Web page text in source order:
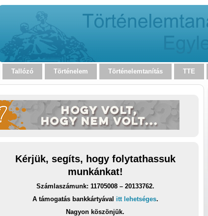
Tallózó Történelem Történelemtanítás TTE
Kérjük, segíts, hogy folytathassuk
munkánkat!
Számlaszámunk: 11705008 – 20133762.
A támogatás bankkártyával itt lehetséges.
Nagyon köszönjük.